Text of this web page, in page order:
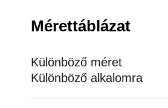
Mérettáblázat
Különböző méret
Különböző alkalomra